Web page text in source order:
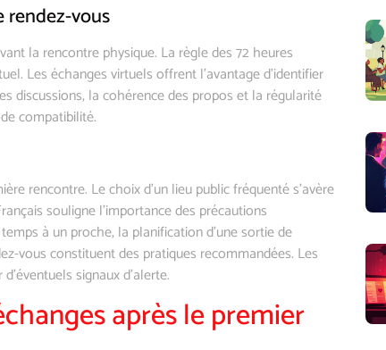
rendez-vous
la rencontre physique. La règle des 72 heures
Les échanges virtuels offrent l’avantage d’identifier
discussions, la cohérence des propos et la régularité
compatibilité.
rencontre. Le choix d’un lieu public fréquenté s’avère
souligne l’importance des précautions
à un proche, la planification d’une sortie de
vous constituent des pratiques recommandées. Les
signaux d’alerte.
après le premier